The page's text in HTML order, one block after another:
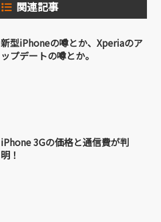
関連記事
新型iPhoneの噂とか、Xperiaのア
ップデートの噂とか。
iPhone 3Gの価格と通信費が判
明！